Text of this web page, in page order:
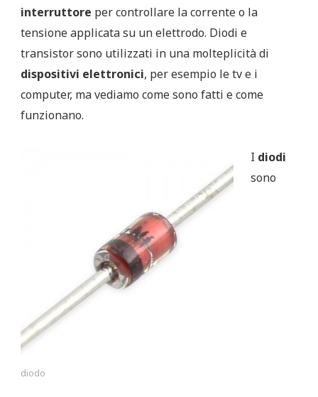
interruttore per controllare la corrente o la
tensione applicata su un elettrodo. Diodi e
transistor sono utilizzati in una molteplicità di
dispositivi elettronici, per esempio le tv e i
computer, ma vediamo come sono fatti e come
funzionano.
diodo
I diodi
sono